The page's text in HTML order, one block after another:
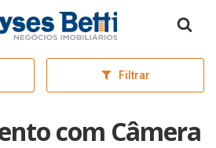
inicial
Filtrar
com Câmera